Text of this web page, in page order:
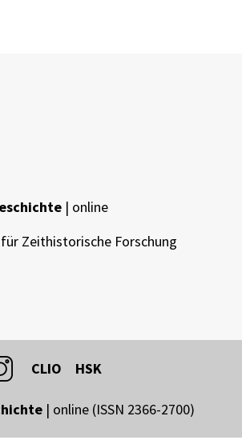
| online
Zeithistorische Forschung
CLIO HSK
| online (ISSN 2366-2700)